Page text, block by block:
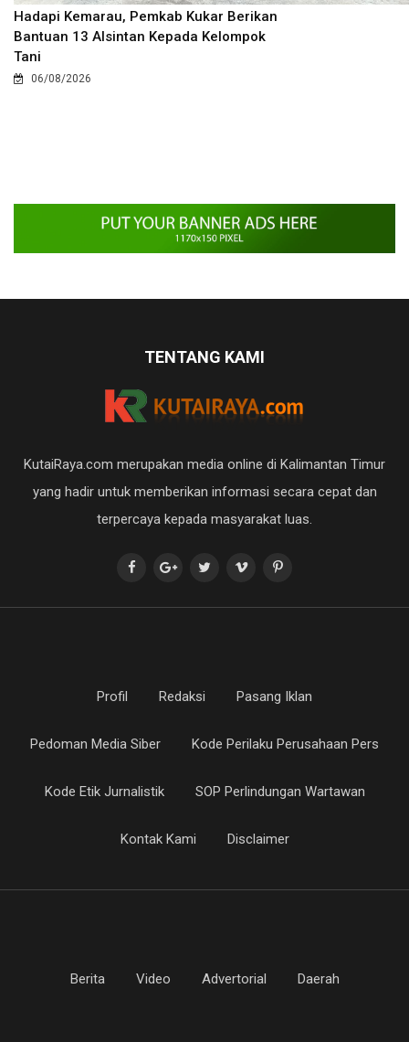
Hadapi Kemarau, Pemkab Kukar Berikan
Bantuan 13 Alsintan Kepada Kelompok
Tani
06/08/2026
TENTANG KAMI
KutaiRaya.com merupakan media online di Kalimantan Timur
yang hadir untuk memberikan informasi secara cepat dan
terpercaya kepada masyarakat luas.
Profil Redaksi Pasang Iklan
Pedoman Media Siber Kode Perilaku Perusahaan Pers
Kode Etik Jurnalistik SOP Perlindungan Wartawan
Kontak Kami Disclaimer
Berita Video Advertorial Daerah